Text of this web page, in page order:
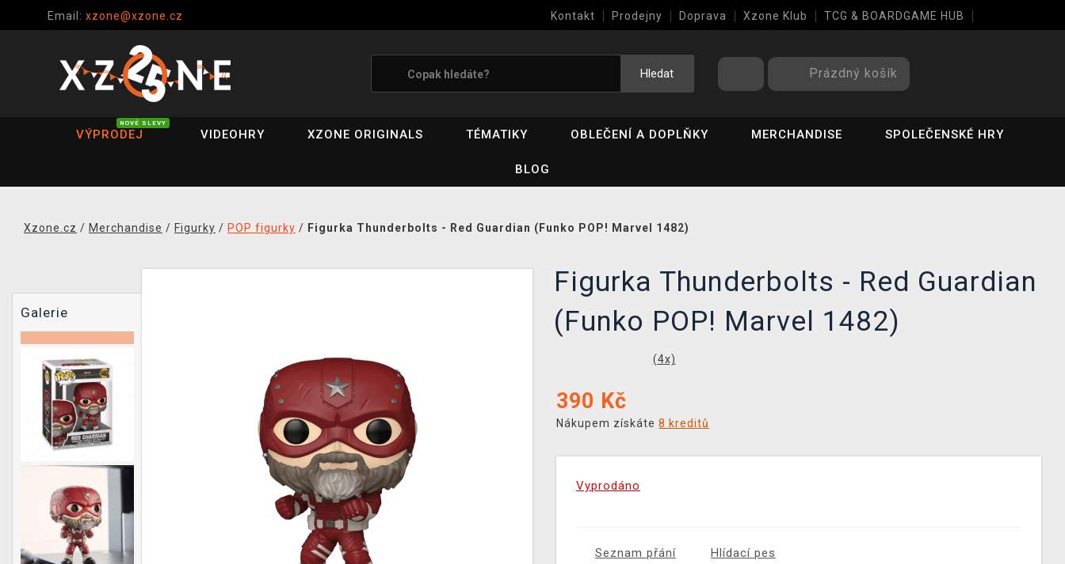
Email: xzone@xzone.cz Kontakt Prodejny Doprava Xzone Klub TCG & BOARDGAME HUB
Hledat Prázdný košík
VÝPRODEJ
NOVÉ SLEVY
VIDEOHRY XZONE ORIGINALS TÉMATIKY OBLEČENÍ A DOPLŇKY MERCHANDISE SPOLEČENSKÉ HRY
BLOG
Xzone.cz / Merchandise / Figurky / POP figurky / Figurka Thunderbolts - Red Guardian (Funko POP! Marvel 1482)
Galerie
Figurka Thunderbolts - Red Guardian
(Funko POP! Marvel 1482)
(4x)
390 Kč
Nákupem získáte 8 kreditů
Vyprodáno
Seznam přání Hlídací pes